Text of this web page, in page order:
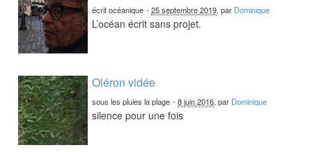
écrit océanique -25 septembre 2019, par Dominique
L’océan écrit sans projet.
Oléron vidée
sous les pluies la plage -8 juin 2016, par Dominique
silence pour une fois